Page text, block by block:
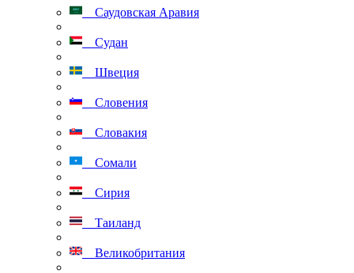
Саудовская Аравия
Судан
Швеция
Словения
Словакия
Сомали
Сирия
Таиланд
Великобритания